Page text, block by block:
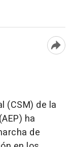
(CSM) de la
ha
de